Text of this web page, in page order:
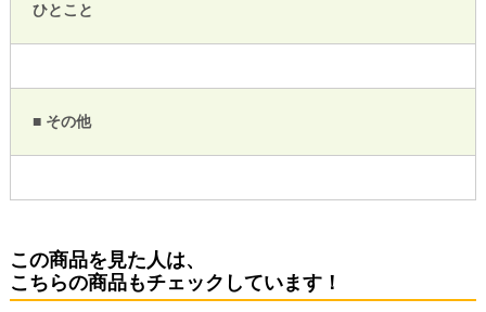
ひとこと
■ その他
この商品を見た人は、
こちらの商品もチェックしています！